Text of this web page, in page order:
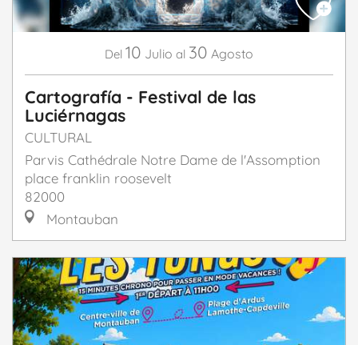
Del 10 Julio al 30 Agosto
Cartografía - Festival de las
Luciérnagas
CULTURAL
Parvis Cathédrale Notre Dame de l'Assomption
place franklin roosevelt
82000
Montauban